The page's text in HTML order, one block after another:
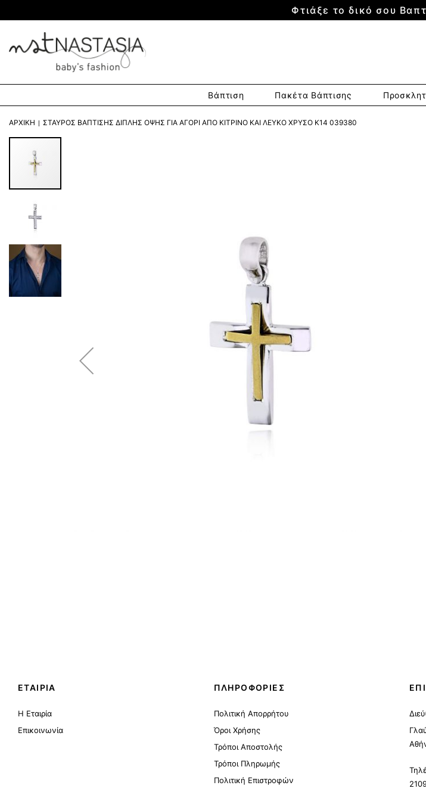
Φτιάξε το δικό σου
Βάπτιση Πακέτα Βάπτισης
ΑΡΧΙΚΉ ΣΤΑΥΡΌΣ ΒΆΠΤΙΣΗΣ ΔΙΠΛΉΣ ΌΨΗΣ ΓΙΑ ΑΓΌΡΙ ΑΠΌ ΚΊΤΡΙΝΟ ΚΑΙ ΛΕΥΚΌ ΧΡΥΣΌ Κ14 039380
ΕΤΑΙΡΙΑ
Η Εταιρία
Επικοινωνία
ΠΛΗΡΟΦΟΡΙΕΣ
Πολιτική Απορρήτου
Όροι Χρήσης
Τρόποι Αποστολής
Τρόποι Πληρωμής
Πολιτική Επιστροφών